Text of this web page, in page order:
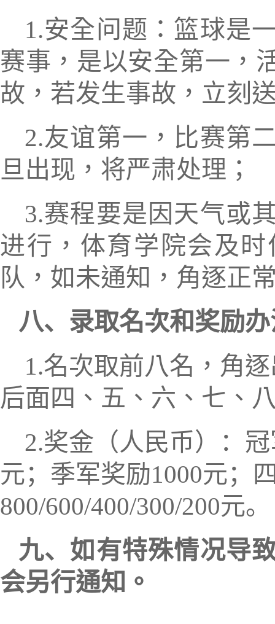
1.安全问题：篮球是
赛事，是以安全第一，
故，若发生事故，立刻
2.友谊第一， 比赛第
旦 出现，将严肃处理；
3.赛程要是因天气或
进行，体育学院会及
队 ，如未通知，角逐正
八、 录取名次和奖励
1.名次取前八名，角
后面四、五、六、七、
2.奖金（人民币）：
元；季军奖励1000元；
800/600/400/300/200元。
九、 如有特殊情况导
会另行通知。